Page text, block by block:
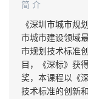
简 介
《深圳市城市规
市城市建设领域
市规划技术标准
目，《深标》获
奖，本课程以《
技术标准的创新